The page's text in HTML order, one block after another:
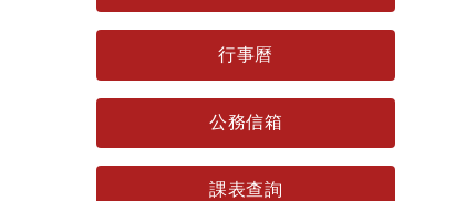
行事曆
公務信箱
課表查詢